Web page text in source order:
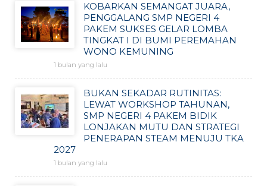
KOBARKAN SEMANGAT JUARA,
PENGGALANG SMP NEGERI 4
PAKEM SUKSES GELAR LOMBA
TINGKAT I DI BUMI PEREMAHAN
WONO KEMUNING
1 bulan yang lalu
BUKAN SEKADAR RUTINITAS:
LEWAT WORKSHOP TAHUNAN,
SMP NEGERI 4 PAKEM BIDIK
LONJAKAN MUTU DAN STRATEGI
PENERAPAN STEAM MENUJU TKA
2027
1 bulan yang lalu